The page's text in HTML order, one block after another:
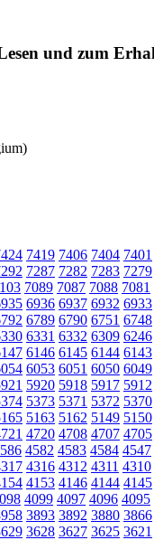
und zum
7419 7406 7404 7401
7287 7282 7283 7279
7089 7087 7088 7081
6936 6937 6932 6933
6789 6790 6751 6748
6331 6332 6309 6246
6146 6145 6144 6143
6053 6051 6050 6049
5920 5918 5917 5912
5373 5371 5372 5370
5163 5162 5149 5150
4720 4708 4707 4705
4582 4583 4584 4547
4316 4312 4311 4310
4153 4146 4144 4145
4099 4097 4096 4095
3893 3892 3880 3866
3628 3627 3625 3621